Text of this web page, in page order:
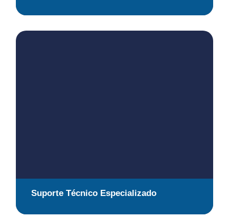
Suporte Técnico Especializado